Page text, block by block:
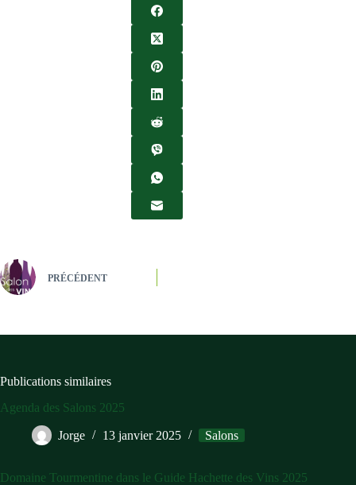
PRÉCÉDENT
Publications similaires
Agenda des Salons 2025
Jorge 13 janvier 2025 Salons
Domaine Tourmentine dans le Guide Hachette des Vins 2025